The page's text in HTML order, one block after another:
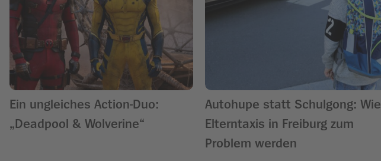
Ein ungleiches Action-Duo:
„Deadpool & Wolverine“
Autohupe statt Schulgong: Wie
Elterntaxis in Freiburg zum
Problem werden